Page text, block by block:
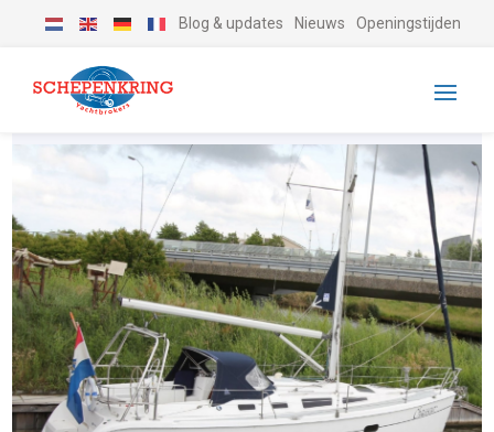
Blog & updates Nieuws Openingstijden